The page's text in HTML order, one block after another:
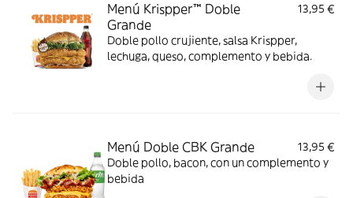
Menú Krispper™ Doble
Grande
13,95 €
Doble pollo crujiente, salsa Krispper,
lechuga, queso, complemento y bebida.
Menú Doble CBK Grande
13,95 €
Doble pollo, bacon, con un complemento y
bebida